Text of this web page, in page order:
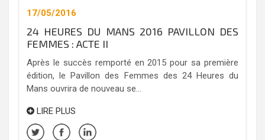
17/05/2016
24 HEURES DU MANS 2016 PAVILLON DES
FEMMES : ACTE II
Après le succès remporté en 2015 pour sa première
édition, le Pavillon des Femmes des 24 Heures du
Mans ouvrira de nouveau se...
LIRE PLUS